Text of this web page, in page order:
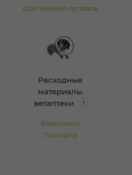
Для лечения суставов
Расходные
материалы
ветаптеки
1
Воротники
Паспорта